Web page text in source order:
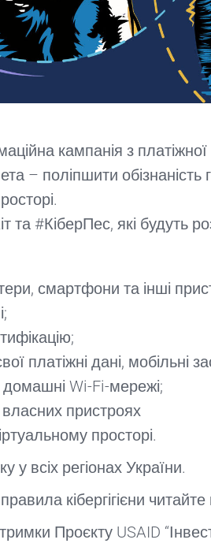
кампанія з
– поліпшити
та #КіберПес, які будуть
смартфони та інші
платіжні дані, мобільні
домашні Wi-Fi-мережі;
пристроях
просторі.
всіх регіонах України.
кібергігієни
Проєкту USAID